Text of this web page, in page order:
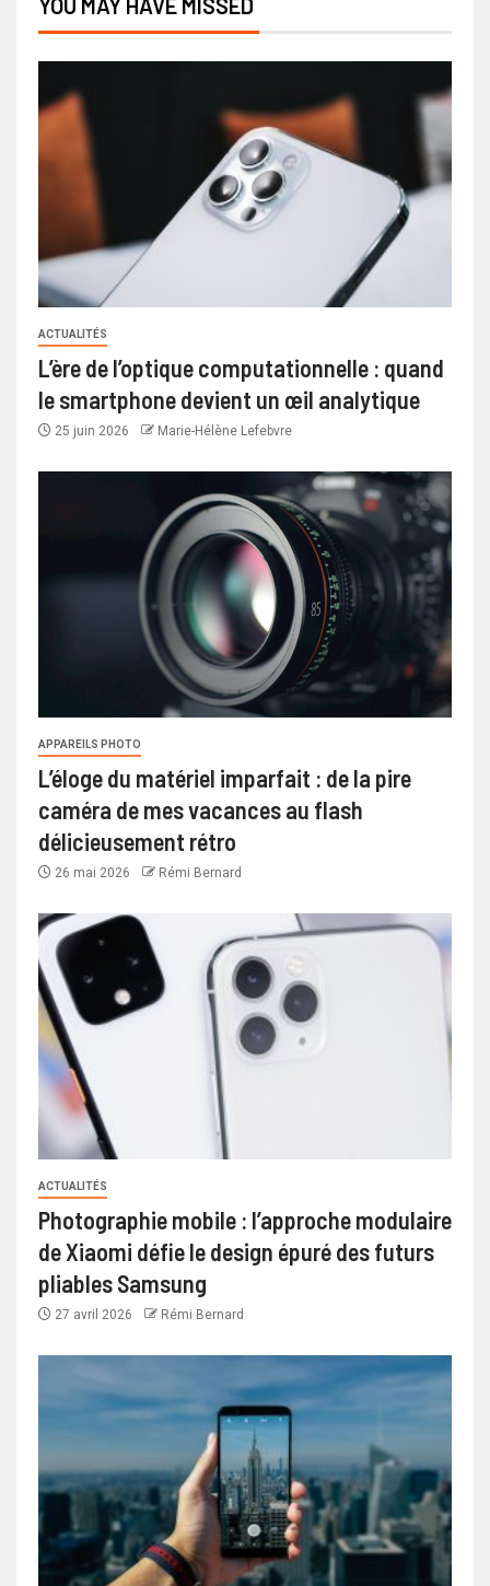
YOU MAY HAVE MISSED
ACTUALITÉS
L’ère de l’optique computationnelle : quand
le smartphone devient un œil analytique
25 juin 2026 Marie-Hélène Lefebvre
APPAREILS PHOTO
L’éloge du matériel imparfait : de la pire
caméra de mes vacances au flash
délicieusement rétro
26 mai 2026 Rémi Bernard
ACTUALITÉS
Photographie mobile : l’approche modulaire
de Xiaomi défie le design épuré des futurs
pliables Samsung
27 avril 2026 Rémi Bernard